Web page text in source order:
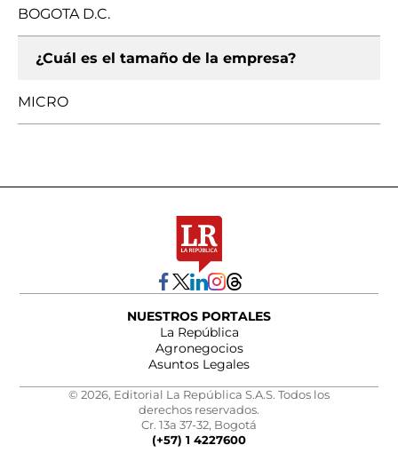
BOGOTA D.C.
¿Cuál es el tamaño de la empresa?
MICRO
NUESTROS PORTALES
La República
Agronegocios
Asuntos Legales
© 2026, Editorial La República S.A.S. Todos los
derechos reservados.
Cr. 13a 37-32, Bogotá
(+57) 1 4227600